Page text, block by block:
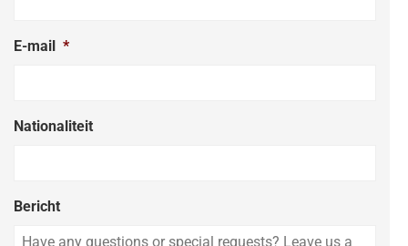
E-mail *
Nationaliteit
Bericht